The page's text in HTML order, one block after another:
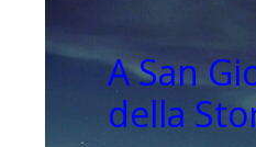
A San
della